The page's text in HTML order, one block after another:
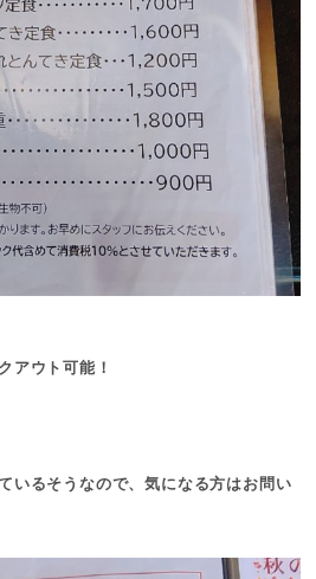
アウト可能！
いるそうなので、気になる方はお問い